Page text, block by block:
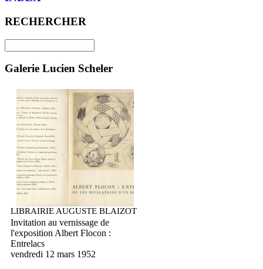
RECHERCHER
Galerie Lucien Scheler
LIBRAIRIE AUGUSTE BLAIZOT
Invitation au vernissage de
l'exposition Albert Flocon :
Entrelacs
vendredi 12 mars 1952